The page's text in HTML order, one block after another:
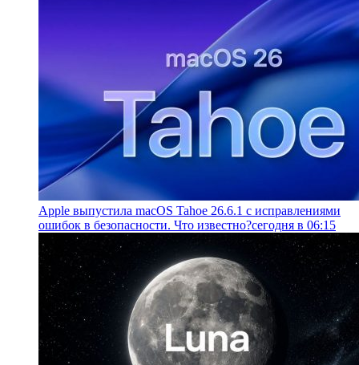
Apple выпустила macOS Tahoe 26.6.1 с исправлениями
ошибок в безопасности. Что известно?сегодня в 06:15